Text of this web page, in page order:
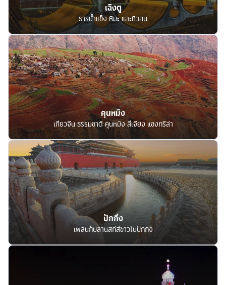
เฉิงตู
ธารน้ำแข็ง หิมะ และทิวสน
คุนหมิง
เที่ยวจีน ธรรมชาติ คุนหมิง ลี่เจียง แชงกรีล่า
ปักกิ่ง
เพลินกับลานสกีสีขาวในปักกิ่ง